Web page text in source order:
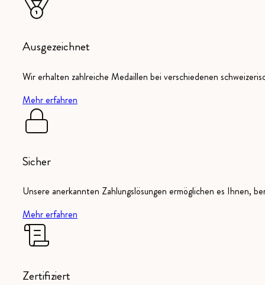
Ausgezeichnet
Wir erhalten zahlreiche Medaillen bei verschiedenen
Mehr erfahren
Sicher
Unsere anerkannten Zahlungslösungen ermöglichen es Ihnen,
Mehr erfahren
Zertifiziert